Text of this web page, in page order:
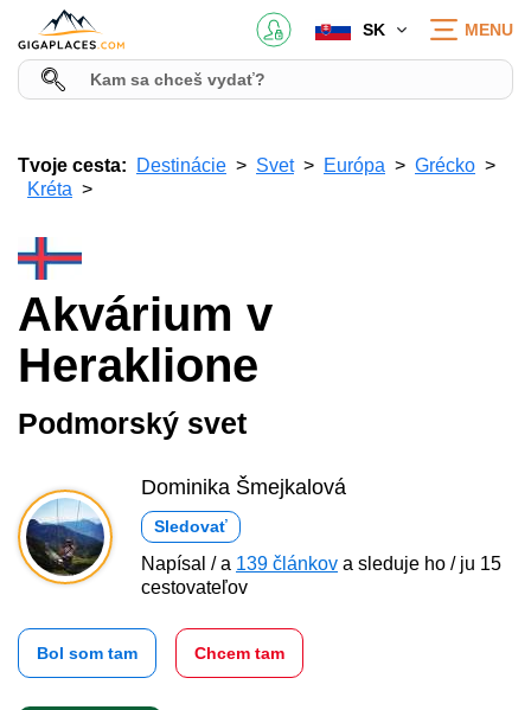
SK MENU
Tvoje cesta: Destinácie Svet Európa
Grécko
Kréta
Akvárium v
Heraklione
Podmorský svet
Dominika Šmejkalová
Sledovať
Napísal / a 139 článkov a sleduje ho / ju 15
cestovateľov
Bol som tam Chcem tam